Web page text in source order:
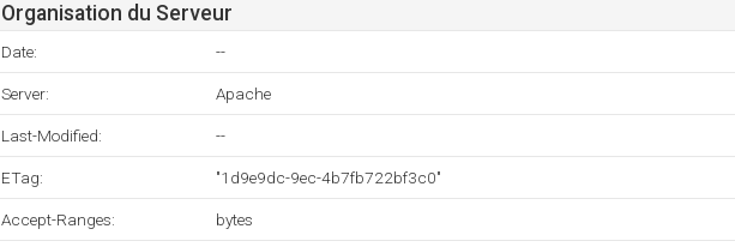
Organisation du Serveur
Date: --
Server: Apache
Last-Modified: --
ETag: "1d9e9dc-9ec-4b7fb722bf3c0"
Accept-Ranges: bytes